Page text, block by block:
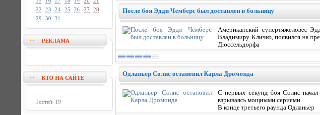
22
23 24 25 26 27
28
29
30 31
РЕКЛАМА
КТО НА САЙТЕ
Гостей: 19
После боя Эдди Чемберс был доставлен в больницу
Американский супертяжеловес
Владимиру Кличко, появился на
Дюссельдорфа
Одланьер Солис остановил Карла Дромонда
С первых секунд боя Солис
взрываясь мощными сериями.
В конце третьего раунда Одланьер